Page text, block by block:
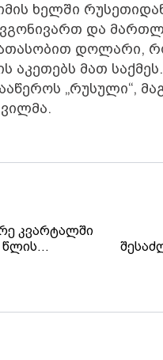
ხელში
და
დოლარი,
აკეთებს მათ
„რუსული“,
კვარტალში
წლის